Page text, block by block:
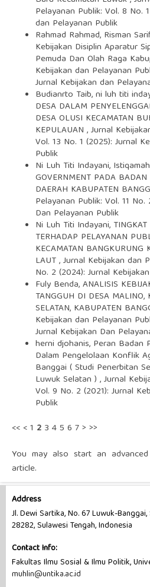
Pelayanan Publik: Vol. 8 No.
dan Pelayanan Publik
Rahmad Rahmad, Risman
Kebijakan Disiplin Aparatur
Pemuda Dan Olah Raga
Kebijakan dan Pelayanan
Jurnal Kebijakan dan
Budianrto Taib, ni luh titi
DESA DALAM
DESA OLUSI KECAMATAN
KEPULAUAN ,Jurnal
Vol. 13 No. 1 (2025): Jurnal
Publik
Ni Luh Titi Indayani,
GOVERNMENT PADA
DAERAH KABUPATEN
Pelayanan Publik: Vol. 11
Dan Pelayanan Publik
Ni Luh Titi Indayani,
TERHADAP PELAYANAN
KECAMATAN BANGKURUNG
LAUT,Jurnal Kebijakan dan
No. 2 (2024): Jurnal
Fuly Benda,ANALISIS
TANGGUH DI DESA MALINO,
SELATAN, KABUPATEN
Kebijakan dan Pelayanan
Jurnal Kebijakan Dan
herni djohanis, Peran Badan
Dalam Pengelolaan Konflik
Banggai ( Studi Penerbitan
Luwuk Selatan ) ,Jurnal
Vol. 9 No. 2 (2021): Jurnal
Publik
<< <1 2 3 45 6 7> >>
You may also start an
article.
Address
Jl. Dewi Sartika, No. 67 Luwuk-
28282, Sulawesi Tengah, Indonesia
Contact Info:
Fakultas Ilmu Sosial & Ilmu Politik,
muhlin@untika.ac.id